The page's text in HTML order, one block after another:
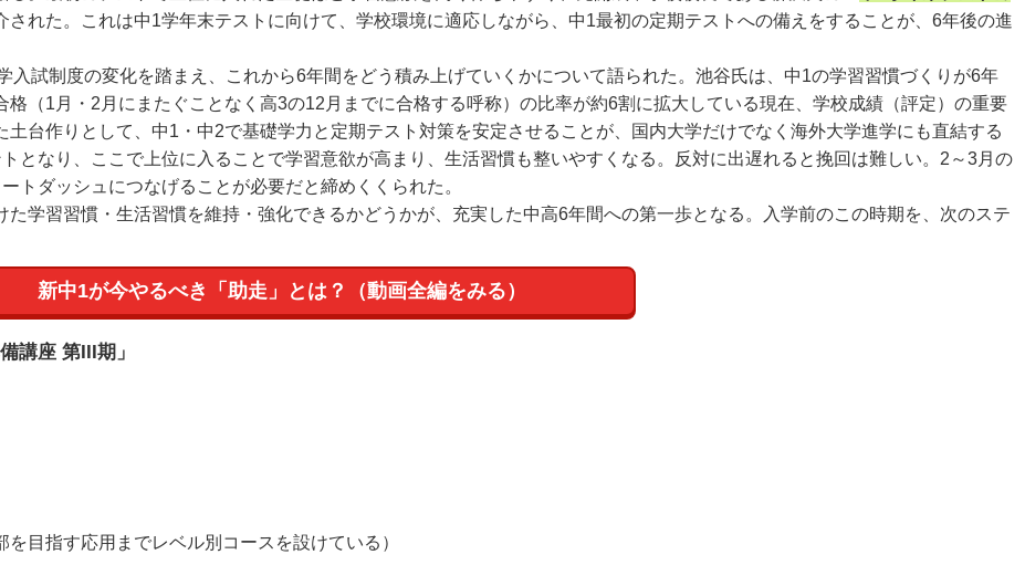
された。これは中1学年末テストに向けて、学校環境に適応しながら、中1最初の定期テストへの備えをすることが、6年後の進
試制度の変化を踏まえ、これから6年間をどう積み上げていくかについて語られた。池谷氏は、中1の学習習慣づくりが6年
（1月・2月にまたぐことなく高3の12月までに合格する呼称）の比率が約6割に拡大している現在、学校成績（評定）の重要
台作りとして、中1・中2で基礎学力と定期テスト対策を安定させることが、国内大学だけでなく海外大学進学にも直結する
となり、ここで上位に入ることで学習意欲が高まり、生活習慣も整いやすくなる。反対に出遅れると挽回は難しい。2～3月の
トダッシュにつなげることが必要だと締めくくられた。
学習習慣・生活習慣を維持・強化できるかどうかが、充実した中高6年間への第一歩となる。入学前のこの時期を、次のステ
新中1が今やるべき「助走」とは？（動画全編をみる）
講座 第III期」
目指す応用までレベル別コースを設けている）